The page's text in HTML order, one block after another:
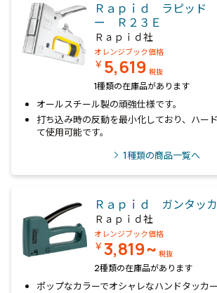
Ｒａｐｉｄ ラピッド
ー Ｒ２３Ｅ
Ｒａｐｉｄ社
オレンジブック価格
￥ 5,619 税抜
1種類の在庫品があります
オールスチール製の頑強仕様です。
打ち込み時の反動を最小化しており、ハー
て使用可能です。
1種類の商品一覧へ
Ｒａｐｉｄ ガンタッ
Ｒａｐｉｄ社
オレンジブック価格
￥3,819~ 税抜
2種類の在庫品があります
ポップなカラーでオシャレなハンドタッカー